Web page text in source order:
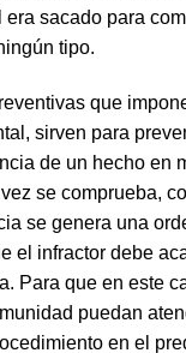
era sacado para
tipo.
que
sirven para
de un hecho en
se comprueba,
se genera una
el infractor debe
Para que en este
puedan
en el